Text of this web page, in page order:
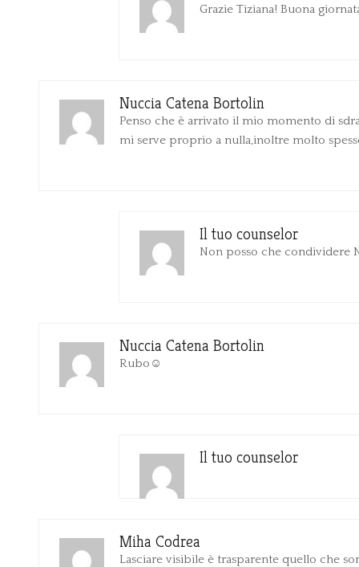
Grazie Tiziana! Buona
Nuccia Catena Bortolin
Penso che è arrivato il mio momento di
mi serve proprio a nulla,inoltre molto
Il tuo counselor
Non posso che condividere
Nuccia Catena Bortolin
Rubo☺️
Il tuo counselor
Miha Codrea
Lasciare visibile è trasparente quello che